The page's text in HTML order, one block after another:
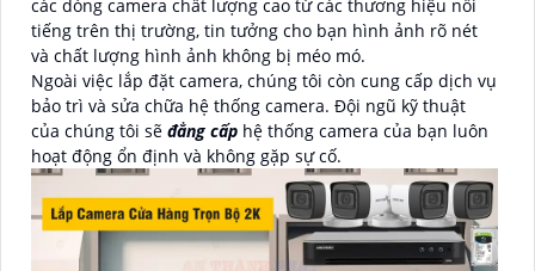
các dòng camera chất lượng cao từ các thương hiệu nổi
tiếng trên thị trường, tin tưởng cho bạn hình ảnh rõ nét
và chất lượng hình ảnh không bị méo mó.
Ngoài việc lắp đặt camera, chúng tôi còn cung cấp dịch vụ
bảo trì và sửa chữa hệ thống camera. Đội ngũ kỹ thuật
của chúng tôi sẽ đẳng cấp hệ thống camera của bạn luôn
hoạt động ổn định và không gặp sự cố.